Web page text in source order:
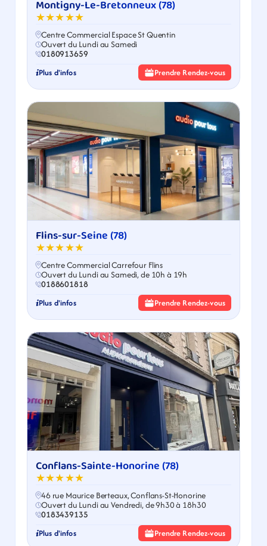
Montigny-Le-Bretonneux (78)
★★★★★
Centre Commercial Espace St Quentin
Ouvert du Lundi au Samedi
0180913659
Plus d'infos Prendre Rendez-vous
Flins-sur-Seine (78)
★★★★★
Centre Commercial Carrefour Flins
Ouvert du Lundi au Samedi, de 10h à 19h
0188601818
Plus d'infos Prendre Rendez-vous
Conflans-Sainte-Honorine (78)
★★★★★
46 rue Maurice Berteaux, Conflans-St-Honorine
Ouvert du Lundi au Vendredi, de 9h30 à 18h30
0183439135
Plus d'infos Prendre Rendez-vous